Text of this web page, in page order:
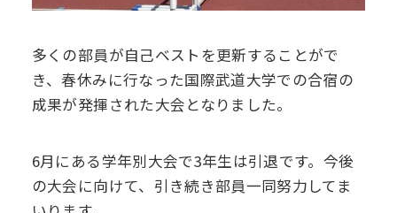
多くの部員が自己ベストを更新することがで
き、春休みに行なった国際武道大学での合宿の
成果が発揮された大会となりました。
6月にある学年別大会で3年生は引退です。今後
の大会に向けて、引き続き部員一同努力してま